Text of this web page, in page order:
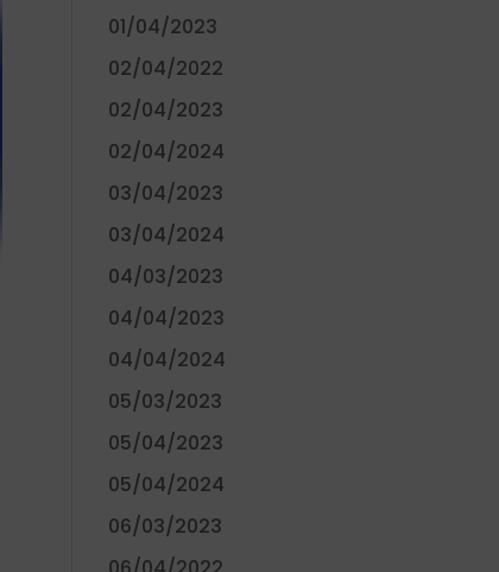
01/04/2023
02/04/2022
02/04/2023
02/04/2024
03/04/2023
03/04/2024
04/03/2023
04/04/2023
04/04/2024
05/03/2023
05/04/2023
05/04/2024
06/03/2023